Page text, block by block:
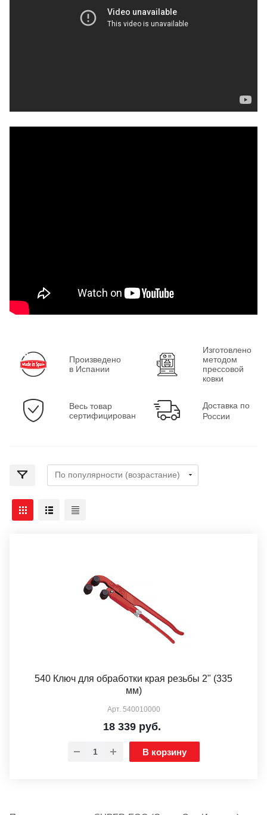
Произведено
в Испании
Изготовлено
методом
прессовой
ковки
Весь товар
сертифицирован
Доставка по
России
540 Ключ для обработки края резьбы 2" (335
мм)
Арт. 540010000
18 339 руб.
В корзину